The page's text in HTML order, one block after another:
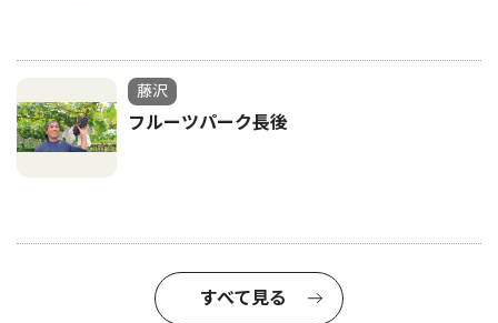
藤沢
フルーツパーク長後
すべて見る